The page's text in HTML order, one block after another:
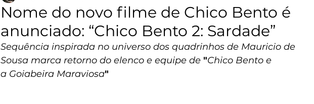
Nome do novo filme de Chico Bento é
anunciado: “Chico Bento 2: Sardade”
Sequência inspirada no universo dos quadrinhos de Mauricio de
Sousa marca retorno do elenco e equipe de "Chico Bento e
a Goiabeira Maraviosa"